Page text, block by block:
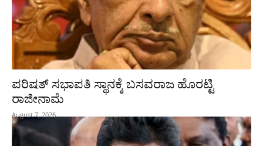
ಪರಿಷತ್‌ ಸಭಾಪತಿ ಸ್ಥಾನಕ್ಕೆ ಬಸವರಾಜ ಹೊರಟ್ಟಿ
ರಾಜೀನಾಮೆ
August 7, 2026